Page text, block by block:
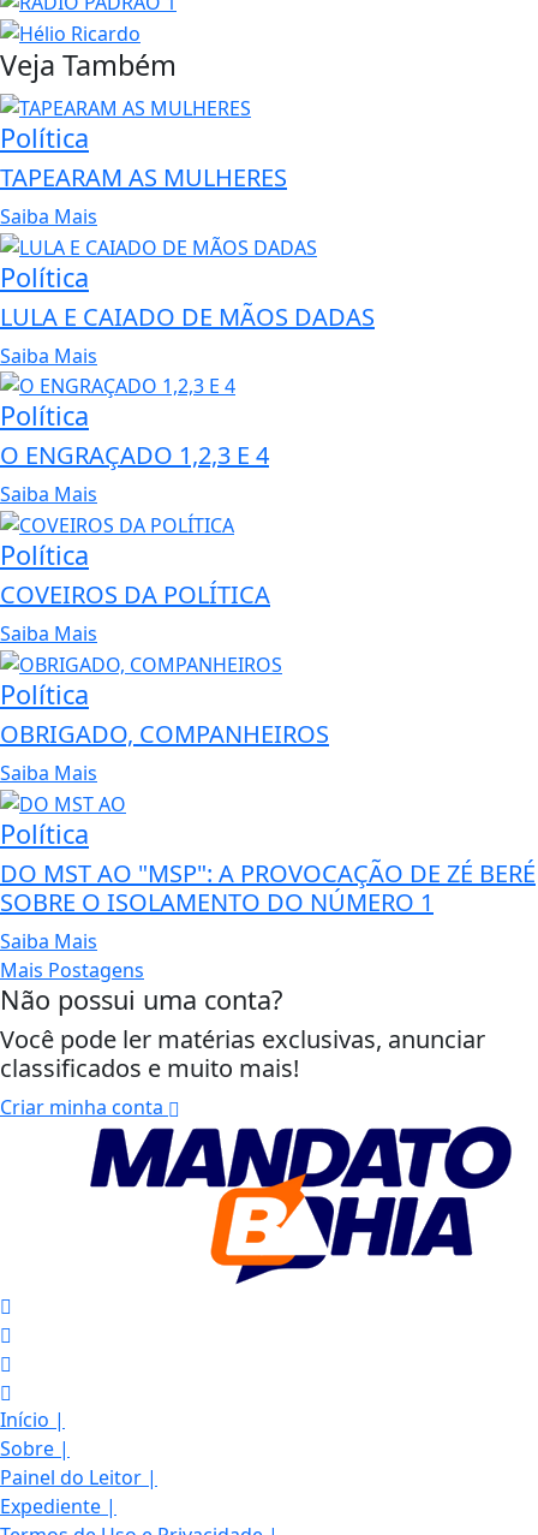
Veja Também
Política
TAPEARAM AS MULHERES
Saiba Mais
Política
LULA E CAIADO DE MÃOS DADAS
Saiba Mais
Política
O ENGRAÇADO 1,2,3 E 4
Saiba Mais
Política
COVEIROS DA POLÍTICA
Saiba Mais
Política
OBRIGADO, COMPANHEIROS
Saiba Mais
Política
DO MST AO "MSP": A PROVOCAÇÃO DE ZÉ BERÉ
SOBRE O ISOLAMENTO DO NÚMERO 1
Saiba Mais
Mais Postagens
Não possui uma conta?
Você pode ler matérias exclusivas, anunciar
classificados e muito mais!
Criar minha conta
Início |
Sobre |
Painel do Leitor |
Expediente |